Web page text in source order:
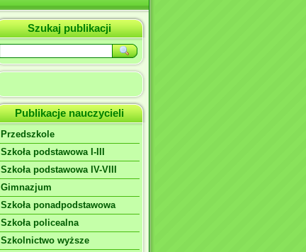
Szukaj publikacji
Publikacje nauczycieli
Przedszkole
Szkoła podstawowa I-III
Szkoła podstawowa IV-VIII
Gimnazjum
Szkoła ponadpodstawowa
Szkoła policealna
Szkolnictwo wyższe